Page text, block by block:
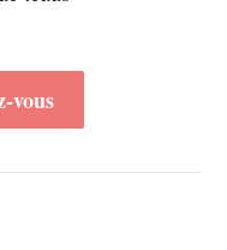
vous